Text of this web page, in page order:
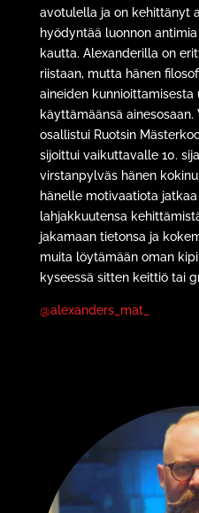
avotulella ja on kehittänyt
hyödyntää luonnon
kautta. Alexanderilla on
riistaan, mutta hänen
aineiden kunnioittamisesta
käyttämäänsä ainesosaan.
osallistui Ruotsin
sijoittui vaikuttavalle 10.
virstanpylväs hänen
hänelle motivaatiota
lahjakkuutensa
jakamaan tietonsa ja
muita löytämään oman
kyseessä sitten keittiö tai
@alexanders_mat_